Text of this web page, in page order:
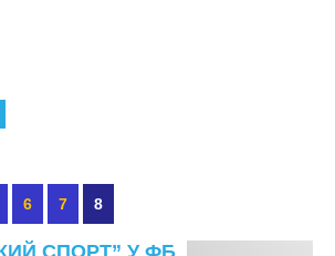
6 7 8
СПОРТ” У ФБ